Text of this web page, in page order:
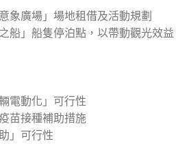
象廣場」場地租借及活動規劃
船」船隻停泊點，以帶動觀光效益
電動化」可行性
苗接種補助措施
」可行性